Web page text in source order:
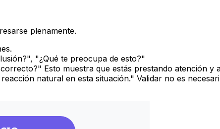
plenamente.
"¿Qué te preocupa de esto?"
Esto muestra que estás prestando atención y
natural en esta situación." Validar no es